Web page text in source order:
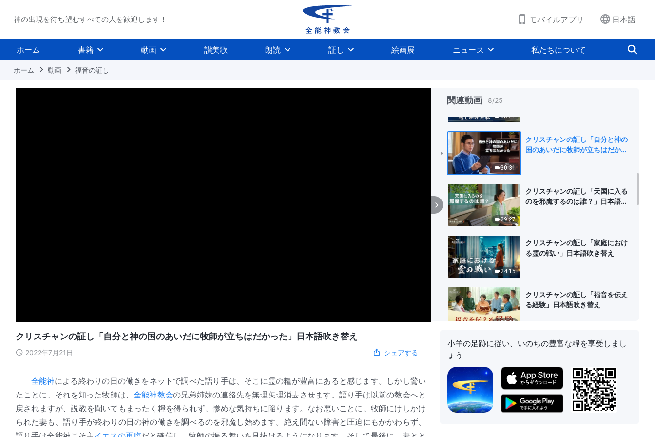
神の出現を待ち望むすべての人を歓迎します！ モバイルアプリ 日本語
ホーム 書籍 動画 讃美歌 朗読 証し 絵画展 ニュース 私たちについて
ホーム 動画 福音の証し
関連動画 8/25
のキリストと偽キリストを見分け
られる」日本語吹き替え
35:21
30:31
クリスチャンの証し「自分と神の
国のあいだに牧師が立ちはだかっ
29:27
クリスチャンの証し「天国に入る
のを邪魔するのは誰？」日本語吹
24:15
クリスチャンの証し「家庭におけ
る霊の戦い」日本語吹き替え
33:29
クリスチャンの証し「福音を伝え
る経験」日本語吹き替え
27:07
クリスチャンの証し「私は神の御
替え
クリスチャンの証し「開かれた巻
物を見た」日本語吹き替え
クリスチャンの証し「自分と神の国のあいだに牧師が立ちはだかった」日本語吹き替え
2022年7月21日 シェアする
全能神による終わりの日の働きをネットで調べた語り手は、そこに霊の糧が豊富にあると感じます。しかし驚い
たことに、それを知った牧師は、 全能神教会の兄弟姉妹の連絡先を無理矢理消去させます。語り手は以前の教会へと
戻されますが、説教を聞いてもまったく糧を得られず、惨めな気持ちに陥ります。なお悪いことに、牧師にけしかけ
られた妻も、語り手が終わりの日の神の働きを調べるのを邪魔し始めます。絶え間ない障害と圧迫にもかかわらず、
小羊の足跡に従い、いのちの豊富な糧を享受しまし
ょう